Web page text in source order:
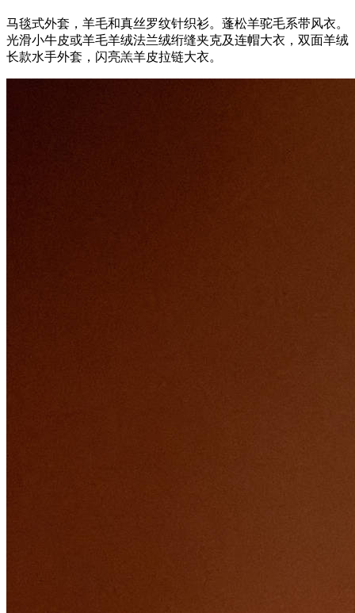
马毯式外套，羊毛和真丝罗纹针织衫。蓬松羊驼毛系带风衣。
光滑小牛皮或羊毛羊绒法兰绒绗缝夹克及连帽大衣，双面羊绒
长款水手外套，闪亮羔羊皮拉链大衣。